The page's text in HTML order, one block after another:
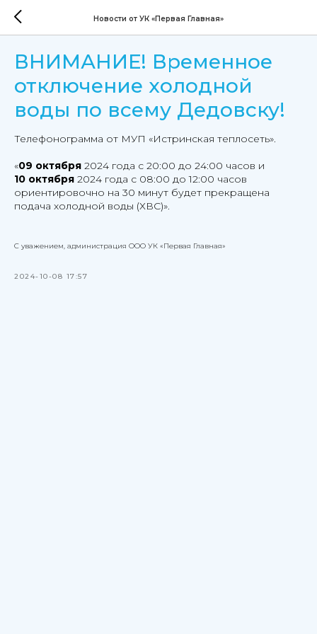
Новости от УК «Первая Главная»
ВНИМАНИЕ! Временное
отключение холодной
воды по всему Дедовску!
Телефонограмма от МУП «Истринская теплосеть».
«09 октября 2024 года с 20:00 до 24:00 часов и
10 октября 2024 года с 08:00 до 12:00 часов
ориентировочно на 30 минут будет прекращена
подача холодной воды (ХВС)».
С уважением, администрация ООО УК «Первая Главная»
2024-10-08 17:57